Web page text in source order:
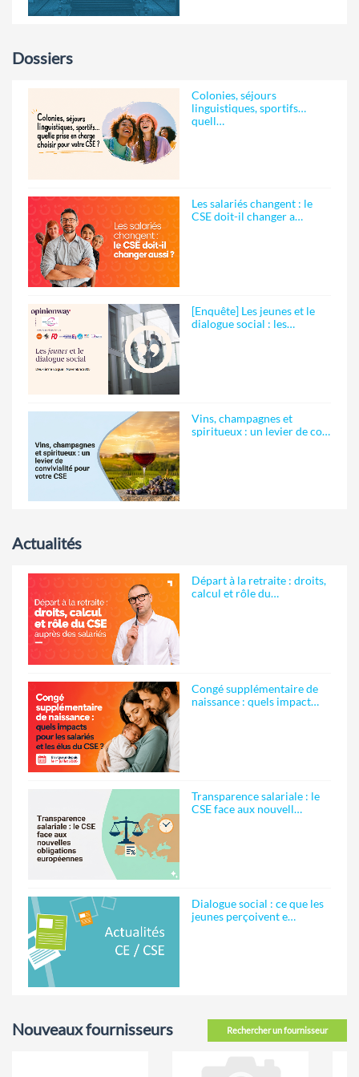
Dossiers
Colonies, séjours
linguistiques, sportifs…
quell…
Les salariés changent : le
CSE doit-il changer a…
[Enquête] Les jeunes et le
dialogue social : les…
Vins, champagnes et
spiritueux : un levier de co…
Actualités
Départ à la retraite : droits,
calcul et rôle du…
Congé supplémentaire de
naissance : quels impact…
Transparence salariale : le
CSE face aux nouvell…
Dialogue social : ce que les
jeunes perçoivent e…
Rechercher un fournisseur
Nouveaux fournisseurs